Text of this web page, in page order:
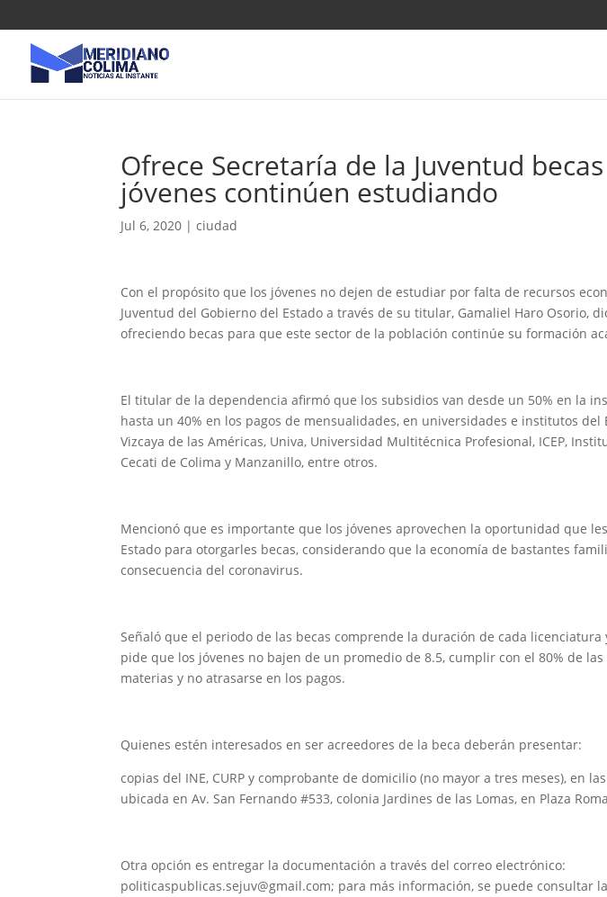
Ofrece Secretaría de la Juventud
jóvenes continúen estudiando
Jul 6, 2020 |ciudad
Con el propósito que los jóvenes no dejen de estudiar por falta de recursos
Juventud del Gobierno del Estado a través de su titular, Gamaliel Haro Osorio,
ofreciendo becas para que este sector de la población continúe su formación
El titular de la dependencia afirmó que los subsidios van desde un 50% en la
hasta un 40% en los pagos de mensualidades, en universidades e institutos del
Vizcaya de las Américas, Univa, Universidad Multitécnica Profesional, ICEP,
Cecati de Colima y Manzanillo, entre otros.
Mencionó que es importante que los jóvenes aprovechen la oportunidad que
Estado para otorgarles becas, considerando que la economía de bastantes
consecuencia del coronavirus.
Señaló que el periodo de las becas comprende la duración de cada licenciatura
pide que los jóvenes no bajen de un promedio de 8.5, cumplir con el 80% de
materias y no atrasarse en los pagos.
Quienes estén interesados en ser acreedores de la beca deberán presentar:
copias del INE, CURP y comprobante de domicilio (no mayor a tres meses), en
ubicada en Av. San Fernando #533, colonia Jardines de las Lomas, en Plaza
Otra opción es entregar la documentación a través del correo electrónico:
politicaspublicas.sejuv@gmail.com; para más información, se puede consultar